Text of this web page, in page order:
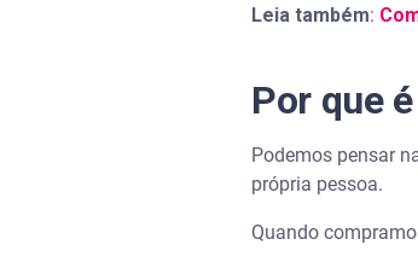
Leia também:
Por que
Podemos pensar
própria pessoa.
Quando